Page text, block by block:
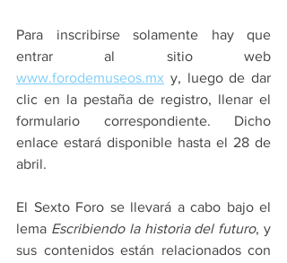
Para inscribirse solamente hay que
www.forodemuseos.mx y, luego de dar
clic en la pestaña de registro, llenar el
formulario correspondiente. Dicho
enlace estará disponible hasta el 28 de
abril.
El Sexto Foro se llevará a cabo bajo el
lema Escribiendo la historia del futuro, y
sus contenidos están relacionados con